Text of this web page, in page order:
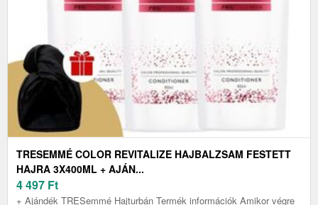
TRESEMMÉ COLOR REVITALIZE HAJBALZSAM FESTETT
HAJRA 3X400ML + AJÁN...
4 497 Ft
+ Ajándék TRESemmé Hajturbán Termék információk Amikor végre